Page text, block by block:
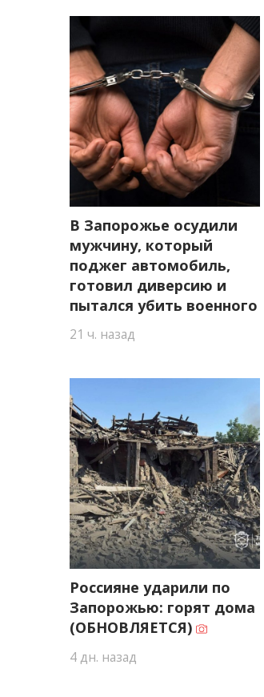
В Запорожье осудили
мужчину, который
поджег автомобиль,
готовил диверсию и
пытался убить военного
21 ч. назад
Россияне ударили по
Запорожью: горят дома
(ОБНОВЛЯЕТСЯ)
4 дн. назад